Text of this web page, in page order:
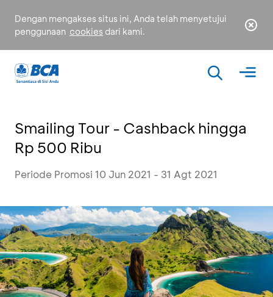
Dengan mengakses situs ini, Anda telah menyetujui
penggunaan cookies dari kami.
Smailing Tour - Cashback hingga
Rp 500 Ribu
Periode Promosi 10 Jun 2021 - 31 Agt 2021